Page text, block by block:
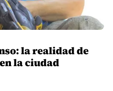
la realidad de
la ciudad